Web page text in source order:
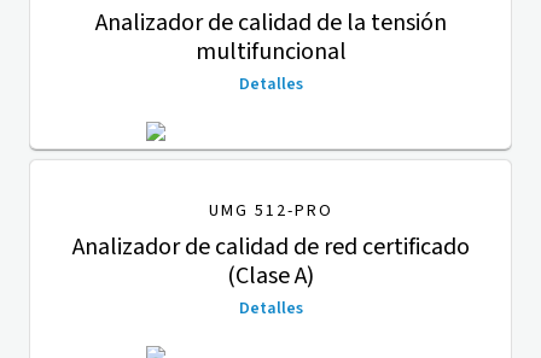
Analizador de calidad de la tensión
multifuncional
Detalles
UMG 512-PRO
Analizador de calidad de red certificado
(Clase A)
Detalles